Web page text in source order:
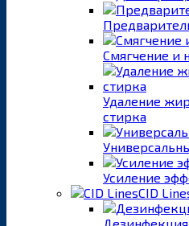
Смягчение и
Удаление
стирка
Усиление
CID